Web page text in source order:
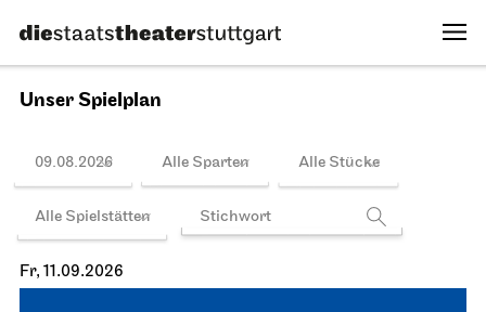
Unser Spielplan
09.08.2026 Alle Sparten Alle Stücke
Alle Spielstätten
Fr, 11.09.2026